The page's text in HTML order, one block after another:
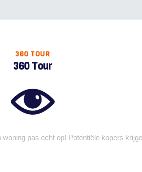
360 TOUR
360 Tour
woning pas echt op! Potentiële kopers